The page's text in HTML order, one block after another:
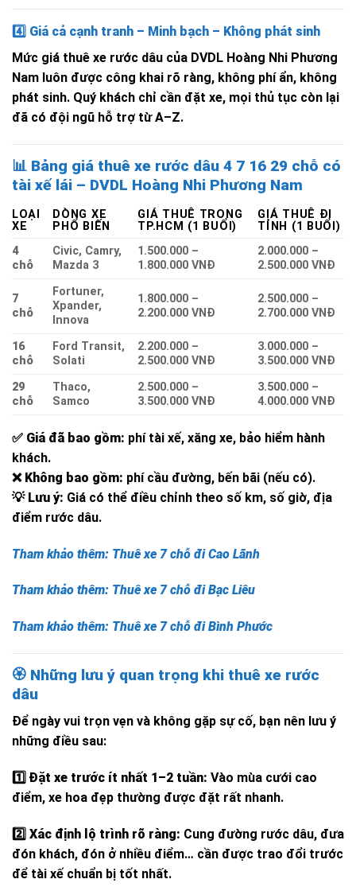
4️⃣ Giá cả cạnh tranh – Minh bạch – Không phát sinh
Mức giá thuê xe rước dâu của DVDL Hoàng Nhi Phương
Nam luôn được công khai rõ ràng, không phí ẩn, không
phát sinh. Quý khách chỉ cần đặt xe, mọi thủ tục còn lại
đã có đội ngũ hỗ trợ từ A–Z.
📊 Bảng giá thuê xe rước dâu 4 7 16 29 chỗ có
tài xế lái – DVDL Hoàng Nhi Phương Nam
LOẠI
XE
DÒNG XE
PHỔ BIẾN
GIÁ THUÊ TRONG
TP.HCM (1 BUỔI)
GIÁ THUÊ ĐI
TỈNH (1 BUỔI)
4
chỗ
Civic, Camry,
Mazda 3
1.500.000 –
1.800.000 VNĐ
2.000.000 –
2.500.000 VNĐ
7
chỗ
Fortuner,
Xpander,
Innova
1.800.000 –
2.200.000 VNĐ
2.500.000 –
2.700.000 VNĐ
16
chỗ
Ford Transit,
Solati
2.200.000 –
2.500.000 VNĐ
3.000.000 –
3.500.000 VNĐ
29
chỗ
Thaco,
Samco
2.500.000 –
3.500.000 VNĐ
3.500.000 –
4.000.000 VNĐ
✅ Giá đã bao gồm: phí tài xế, xăng xe, bảo hiểm hành
khách.
❌ Không bao gồm: phí cầu đường, bến bãi (nếu có).
💡 Lưu ý: Giá có thể điều chỉnh theo số km, số giờ, địa
điểm rước dâu.
Tham khảo thêm: Thuê xe 7 chỗ đi Cao Lãnh
Tham khảo thêm: Thuê xe 7 chỗ đi Bạc Liêu
Tham khảo thêm: Thuê xe 7 chỗ đi Bình Phước
🏵️ Những lưu ý quan trọng khi thuê xe rước
dâu
Để ngày vui trọn vẹn và không gặp sự cố, bạn nên lưu ý
những điều sau:
1️⃣ Đặt xe trước ít nhất 1–2 tuần: Vào mùa cưới cao
điểm, xe hoa đẹp thường được đặt rất nhanh.
2️⃣ Xác định lộ trình rõ ràng: Cung đường rước dâu, đưa
đón khách, đón ở nhiều điểm… cần được trao đổi trước
để tài xế chuẩn bị tốt nhất.